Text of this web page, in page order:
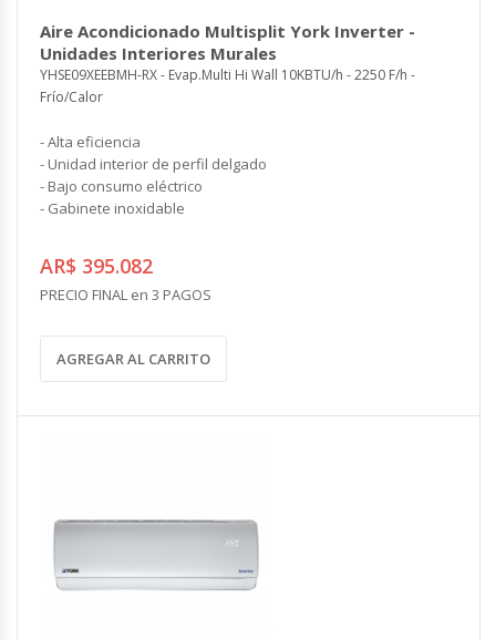
Controles y Accesorios
Filtros
Rejas y Difusores
CONTROLES Y ACCESORIOS
CONDUCCIONES
CALEFACCION ELECTRICA
Calderas Eléctricas
Termotanques Eléctricos
Calefones Eléctricos
VENTILACION INDUSTRIAL
Ventiladores Helicoidales
Ventiladores Axiales
Ventiladores Centrífugos
Ventiladores Especiales
Cortinas de Aire Industriales
Circuladores de Aire Industriales
COMPLEMENTOS
Filtros
Rejas y Persianas
Controles
Aire Acondicionado Multisplit York Inverter -
Unidades Interiores Murales
YHSE09XEEBMH-RX - Evap.Multi Hi Wall 10KBTU/h - 2250 F/h -
Frío/Calor
- Alta eficiencia
- Unidad interior de perfil delgado
- Bajo consumo eléctrico
- Gabinete inoxidable
AR$ 395.082
PRECIO FINAL en 3 PAGOS
AGREGAR AL CARRITO